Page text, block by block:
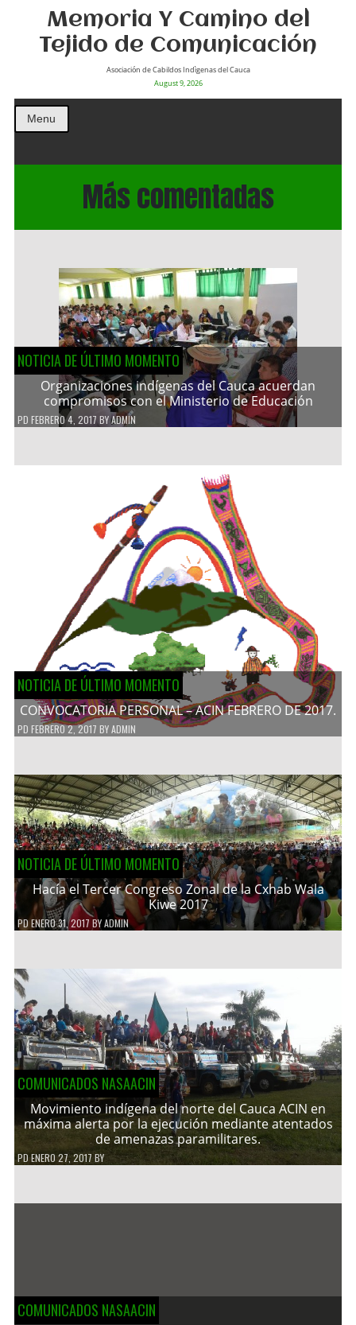
Memoria Y Camino del
Tejido de Comunicación
Asociación de Cabildos Indìgenas del Cauca
August 9, 2026
Menu
Más comentadas
NOTICIA DE ÚLTIMO MOMENTO
Organizaciones indígenas del Cauca acuerdan
compromisos con el Ministerio de Educación
PD FEBRERO 4, 2017 BYADMIN
NOTICIA DE ÚLTIMO MOMENTO
CONVOCATORIA PERSONAL – ACIN FEBRERO DE 2017.
PD FEBRERO 2, 2017 BYADMIN
NOTICIA DE ÚLTIMO MOMENTO
Hacía el Tercer Congreso Zonal de la Cxhab Wala
Kiwe 2017
PDENERO 31, 2017 BYADMIN
COMUNICADOS NASAACIN
Movimiento indígena del norte del Cauca ACIN en
máxima alerta por la ejecución mediante atentados
de amenazas paramilitares.
PDENERO 27, 2017 BY
COMUNICADOS NASAACIN